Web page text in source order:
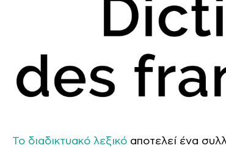
Το διαδικτυακό λεξικό αποτελεί ένα